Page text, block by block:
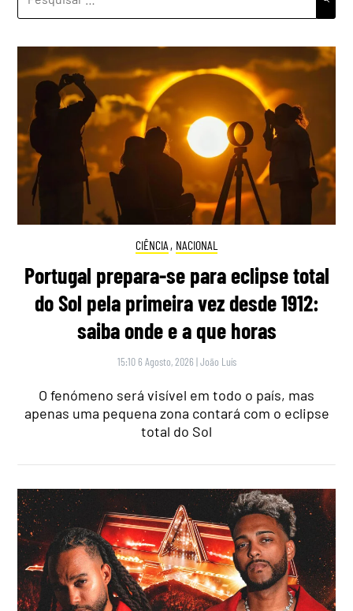
POR:
CIÊNCIA , NACIONAL
Portugal prepara-se para eclipse total
do Sol pela primeira vez desde 1912:
saiba onde e a que horas
15:10 6 Agosto, 2026 |João Luís
O fenómeno será visível em todo o país, mas
apenas uma pequena zona contará com o eclipse
total do Sol